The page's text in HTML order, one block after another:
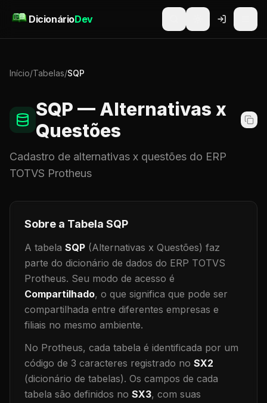
DicionárioDev
Início/Tabelas/SQP
SQP — Alternativas x
Questões
Cadastro de alternativas x questões do ERP
TOTVS Protheus
Sobre a Tabela SQP
A tabela SQP (Alternativas x Questões) faz
parte do dicionário de dados do ERP TOTVS
Protheus. Seu modo de acesso é
Compartilhado, o que significa que pode ser
compartilhada entre diferentes empresas e
filiais no mesmo ambiente.
No Protheus, cada tabela é identificada por um
código de 3 caracteres registrado no SX2
(dicionário de tabelas). Os campos de cada
tabela são definidos no SX3, com suas